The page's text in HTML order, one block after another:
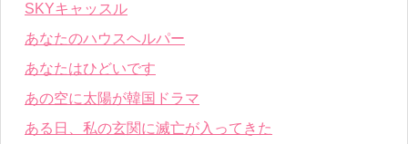
SKYキャッスル
あなたのハウスヘルパー
あなたはひどいです
あの空に太陽が韓国ドラマ
ある日、私の玄関に滅亡が入ってきた